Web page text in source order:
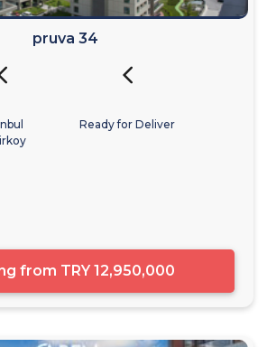
pruva 34
Ready for Deliver
from TRY 12,950,000